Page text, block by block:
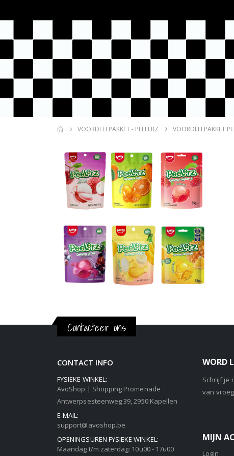
VOORDEELPAKKET - PEELERZ VOORDEELPAKKET
Contacteer ons
CONTACT INFO
FYSIEKE WINKEL:
AvoShop | Shopping Promenade
Antwerpsesteenweg 39, 2950 Kapellen
E-MAIL:
support@avoshop.be
OPENINGSUREN FYSIEKE WINKEL:
Maandag t/m zaterdag: 10u00 - 17u00
WORD
Schrijf je
van
MIJN
Login